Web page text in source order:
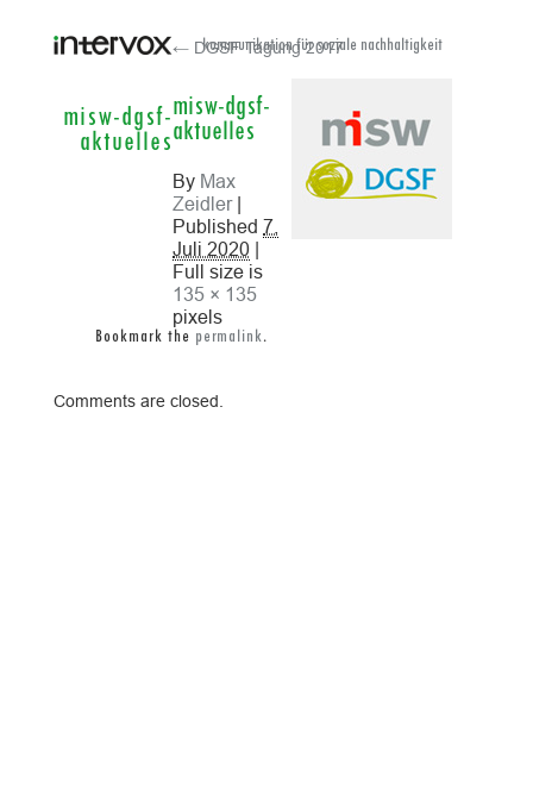
misw-dgsf-
aktuelles
kommunikation für soziale nachhaltigkeit
← DGSF Tagung 2017
misw-dgsf-
aktuelles
By Max
Zeidler|
Published 7.
Juli 2020 |
Full size is
135 × 135
pixels
Bookmark the permalink.
Comments are closed.